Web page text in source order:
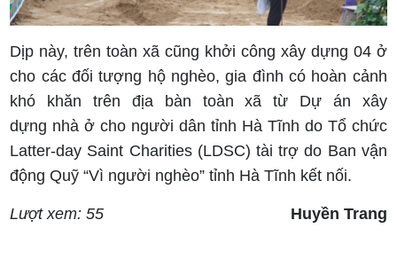
Dịp này, trên toàn xã cũng khởi công xây dựng 04 ở
cho các đối tượng hộ nghèo, gia đình có hoàn cảnh
khó khăn trên địa bàn toàn xã từ Dự án xây
dựng nhà ở cho người dân tỉnh Hà Tĩnh do Tổ chức
Latter-day Saint Charities (LDSC) tài trợ do Ban vận
động Quỹ “Vì người nghèo” tỉnh Hà Tĩnh kết nối.
Lượt xem: 55 Huyền Trang